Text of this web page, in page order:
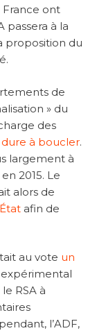
France ont
passera à la
proposition du
de
» du
des
dure à boucler.
largement à
2015. Le
alors de
afin de
au vote un
expérimental
RSA à
l’ADF,